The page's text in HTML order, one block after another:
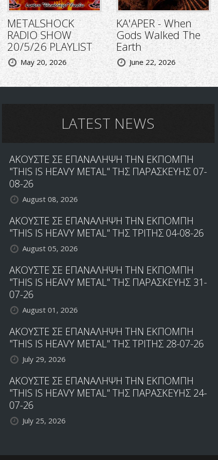
METALSHOCK
RADIO SHOW
20/5/26 PLAYLIST
May 20, 2026
KA'APER - When
Gods Walked The
Earth
June 22, 2026
LATEST NEWS
ΑΚΟΥΣΤΕ ΣΕ ΕΠΑΝΑΛΗΨΗ ΤΗΝ ΕΚΠΟΜΠΗ
"THIS IS HEAVY METAL" ΤΗΣ ΠΑΡΑΣΚΕΥΗΣ 07-
08-26
August 08, 2026
ΑΚΟΥΣΤΕ ΣΕ ΕΠΑΝΑΛΗΨΗ ΤΗΝ ΕΚΠΟΜΠΗ
"THIS IS HEAVY METAL" ΤΗΣ ΤΡΙΤΗΣ 04-08-26
August 05, 2026
ΑΚΟΥΣΤΕ ΣΕ ΕΠΑΝΑΛΗΨΗ ΤΗΝ ΕΚΠΟΜΠΗ
"THIS IS HEAVY METAL" ΤΗΣ ΠΑΡΑΣΚΕΥΗΣ 31-
07-26
August 01, 2026
ΑΚΟΥΣΤΕ ΣΕ ΕΠΑΝΑΛΗΨΗ ΤΗΝ ΕΚΠΟΜΠΗ
"THIS IS HEAVY METAL" ΤΗΣ ΤΡΙΤΗΣ 28-07-26
July 29, 2026
ΑΚΟΥΣΤΕ ΣΕ ΕΠΑΝΑΛΗΨΗ ΤΗΝ ΕΚΠΟΜΠΗ
"THIS IS HEAVY METAL" ΤΗΣ ΠΑΡΑΣΚΕΥΗΣ 24-
07-26
July 25, 2026